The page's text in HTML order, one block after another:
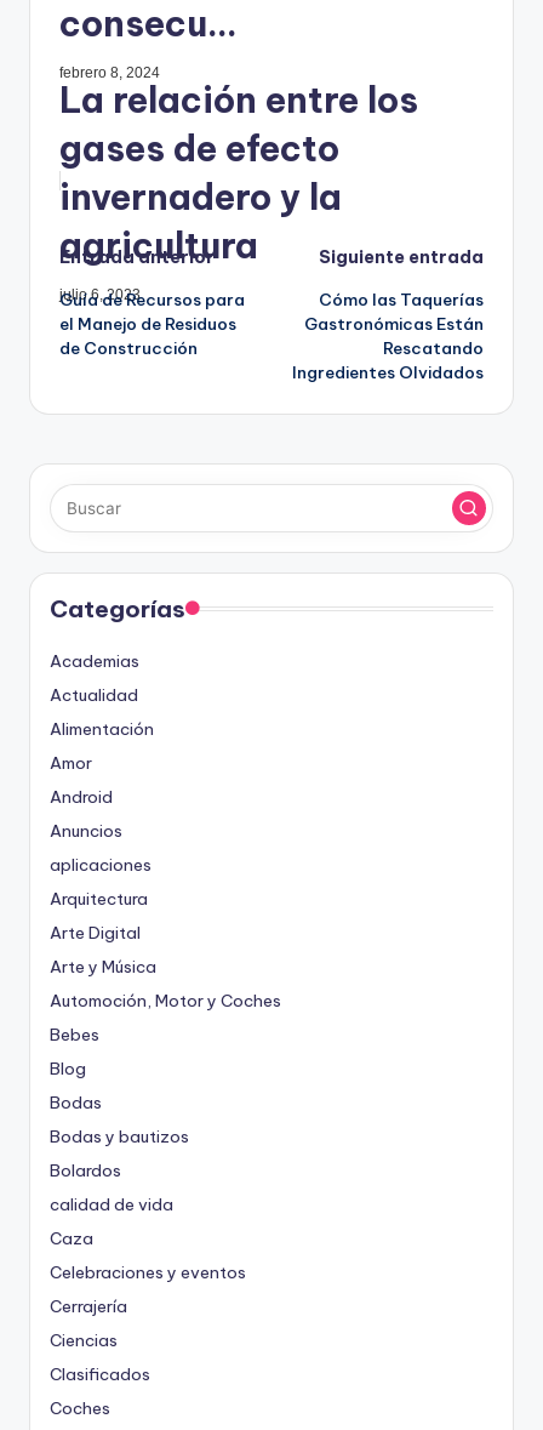
consecu...
febrero 8, 2024
La relación entre los
gases de efecto
invernadero y la
agricultura
julio 6, 2023
Navegación
de
entradas
Entrada anterior
Guía de Recursos para
el Manejo de Residuos
de Construcción
Siguiente entrada
Cómo las Taquerías
Gastronómicas Están
Rescatando
Ingredientes Olvidados
Categorías
Academias
Actualidad
Alimentación
Amor
Android
Anuncios
aplicaciones
Arquitectura
Arte Digital
Arte y Música
Automoción, Motor y Coches
Bebes
Blog
Bodas
Bodas y bautizos
Bolardos
calidad de vida
Caza
Celebraciones y eventos
Cerrajería
Ciencias
Clasificados
Coches